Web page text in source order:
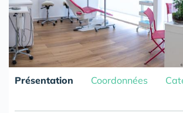
Présentation Coordonnées